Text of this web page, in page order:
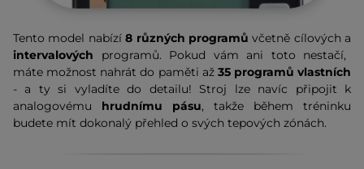
Tento model nabízí8 různých programů včetně cílových a
intervalových programů. Pokud vám ani toto nestačí,
máte možnost nahrát do paměti až35 programů vlastních
- a ty si vyladíte do detailu!
Stroj lze navíc připojit k
analogovému hrudnímu pásu, takže během tréninku
budete mít dokonalý přehled o svých tepových zónách.